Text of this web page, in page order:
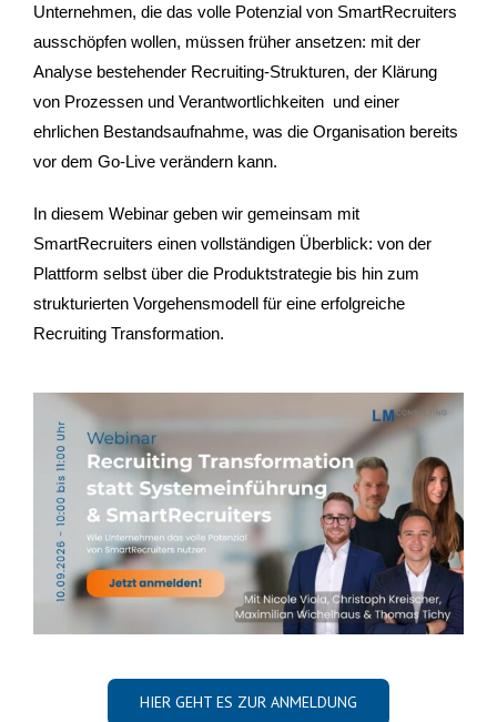
Unternehmen, die das volle Potenzial von SmartRecruiters
ausschöpfen wollen, müssen früher ansetzen: mit der
Analyse bestehender Recruiting-Strukturen, der Klärung
von Prozessen und Verantwortlichkeiten und einer
ehrlichen Bestandsaufnahme, was die Organisation bereits
vor dem Go-Live verändern kann.
In diesem Webinar geben wir gemeinsam mit
SmartRecruiters einen vollständigen Überblick: von der
Plattform selbst über die Produktstrategie bis hin zum
strukturierten Vorgehensmodell für eine erfolgreiche
Recruiting Transformation.
HIER GEHT ES ZUR ANMELDUNG